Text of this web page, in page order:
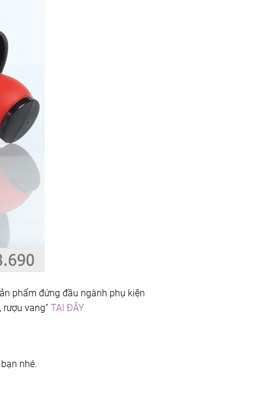
phẩm đứng đầu ngành phụ kiện
vang” TẠI ĐÂY
nhé.